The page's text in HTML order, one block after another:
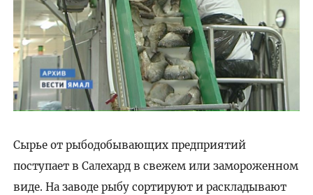
Сырье от рыбодобывающих предприятий
поступает в Салехард в свежем или замороженном
виде. На заводе рыбу сортируют и раскладывают